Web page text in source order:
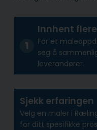
Innhent
For et
seg å
leverandører.
Sjekk erfaringen
Velg en maler i
for ditt spesifikke